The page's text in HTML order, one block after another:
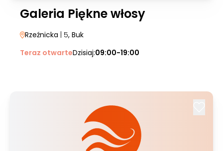
Galeria Piękne włosy
Rzeźnicka | 5, Buk
Teraz otwarteDzisiaj:09:00-19:00